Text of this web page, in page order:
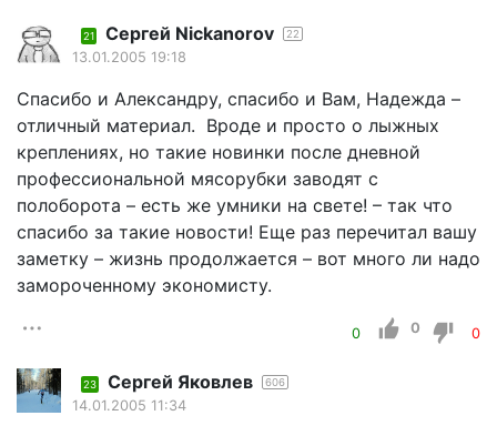
21 Сергей Nickanorov 22
13.01.2005 19:18
Спасибо и Александру, спасибо и Вам, Надежда –
отличный материал. Вроде и просто о лыжных
креплениях, но такие новинки после дневной
профессиональной мясорубки заводят с
полоборота – есть же умники на свете! – так что
спасибо за такие новости! Еще раз перечитал вашу
заметку – жизнь продолжается – вот много ли надо
замороченному экономисту.
0 0 0
23 Сергей Яковлев 606
14.01.2005 11:34